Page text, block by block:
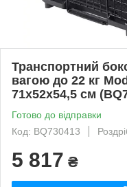
Транспортний
вагою до 22 кг
71x52x54,5 см
Готово до відправки
Код: BQ730413
5 817 ₴